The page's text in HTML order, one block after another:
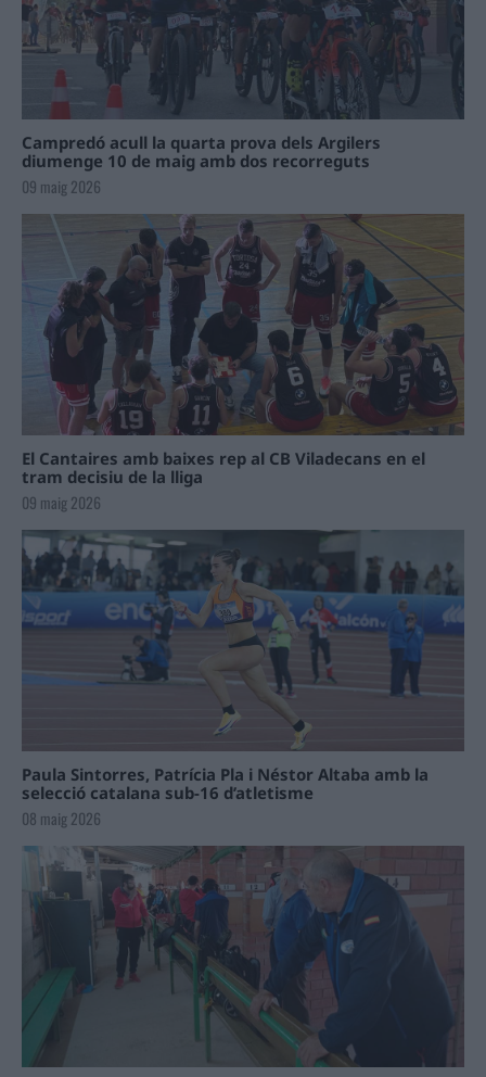
Campredó acull la quarta prova dels Argilers
diumenge 10 de maig amb dos recorreguts
09 maig 2026
El Cantaires amb baixes rep al CB Viladecans en el
tram decisiu de la lliga
09 maig 2026
Paula Sintorres, Patrícia Pla i Néstor Altaba amb la
selecció catalana sub-16 d’atletisme
08 maig 2026